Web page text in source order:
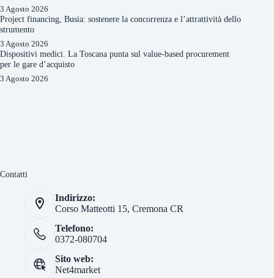
3 Agosto 2026
Project financing, Busia: sostenere la concorrenza e l’attrattività dello
strumento
3 Agosto 2026
Dispositivi medici. La Toscana punta sul value-based procurement
per le gare d’acquisto
3 Agosto 2026
Contatti
Indirizzo:
Corso Matteotti 15, Cremona CR
Telefono:
0372-080704
Sito web:
Net4market